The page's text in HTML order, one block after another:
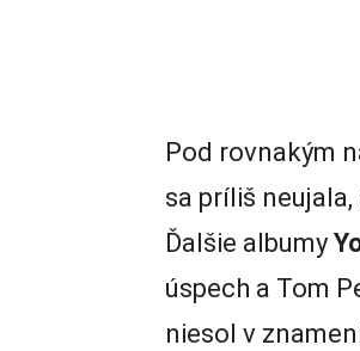
Pod rovnakým
sa príliš
Ďalšie albumy
úspech a Tom
niesol v